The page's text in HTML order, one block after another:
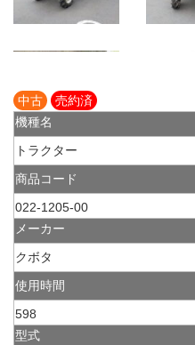
中古
売約済
機種名
トラクター
商品コード
022-1205-00
メーカー
クボタ
使用時間
598
型式